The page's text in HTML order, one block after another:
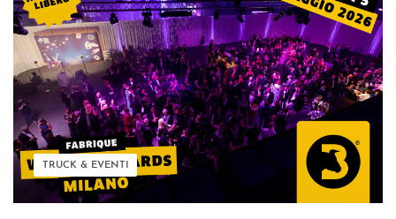
TRUCK & EVENTI